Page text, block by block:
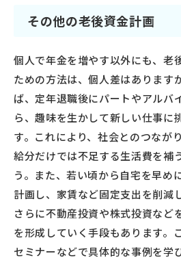
その他の老後資金計画
個人で年金を増やす以外にも、老
ための方法は、個人差はあります
ば、定年退職後にパートやアルバ
ら、趣味を生かして新しい仕事に
す。これにより、社会とのつなが
給分だけでは不足する生活費を補
う。また、若い頃から自宅を早め
計画し、家賃など固定支出を削減
さらに不動産投資や株式投資など
を形成していく手段もあります。
セミナーなどで具体的な事例を学